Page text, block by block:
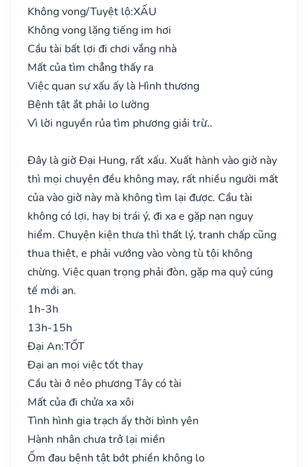
Không vong/Tuyệt lộ:XẤU
Không vong lặng tiếng im hơi
Cầu tài bất lợi đi chơi vắng nhà
Mất của tìm chẳng thấy ra
Việc quan sự xấu ấy là Hình thương
Bệnh tật ắt phải lo lường
Vì lời nguyền rủa tìm phương giải trừ..
Đây là giờ Đại Hung, rất xấu. Xuất hành vào giờ này
thì mọi chuyện đều không may, rất nhiều người mất
của vào giờ này mà không tìm lại được. Cầu tài
không có lợi, hay bị trái ý, đi xa e gặp nạn nguy
hiểm. Chuyện kiện thưa thì thất lý, tranh chấp cũng
thua thiệt, e phải vướng vào vòng tù tội không
chừng. Việc quan trọng phải đòn, gặp ma quỷ cúng
tế mới an.
1h-3h
13h-15h
Đại An:TỐT
Đại an mọi việc tốt thay
Cầu tài ở nẻo phương Tây có tài
Mất của đi chửa xa xôi
Tình hình gia trạch ấy thời bình yên
Hành nhân chưa trở lại miền
Ốm đau bệnh tật bớt phiền không lo